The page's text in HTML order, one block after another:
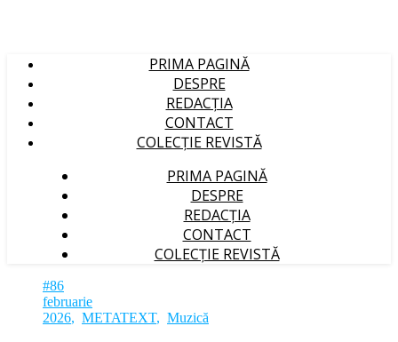
PRIMA PAGINĂ
DESPRE
REDACȚIA
CONTACT
COLECȚIE REVISTĂ
PRIMA PAGINĂ
DESPRE
REDACȚIA
CONTACT
COLECȚIE REVISTĂ
#86
februarie
2026, METATEXT, Muzică